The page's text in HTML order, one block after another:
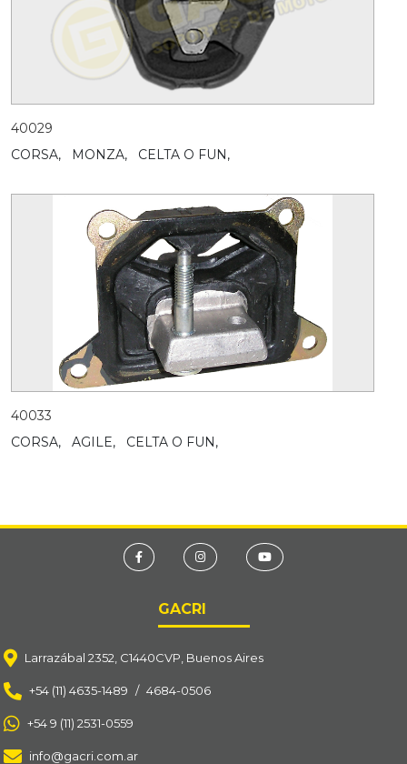
40029
CORSA,
MONZA, CELTA O FUN,
40033
CORSA,
AGILE, CELTA O FUN,
GACRI
Larrazábal 2352, C1440CVP, Buenos Aires
+54 (11) 4635-1489 / 4684-0506
+54 9 (11) 2531-0559
info@gacri.com.ar